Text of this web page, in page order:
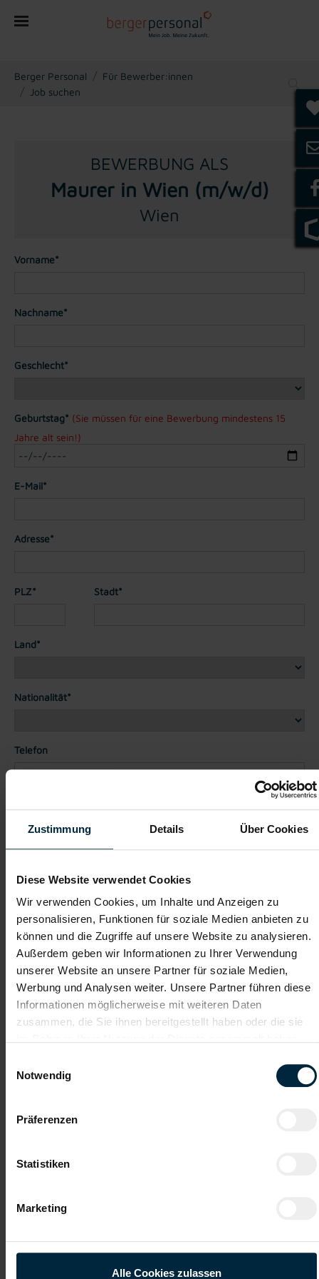
Zustimmung Details Über Cookies
Diese Website verwendet Cookies
Wir verwenden Cookies, um Inhalte und Anzeigen zu
personalisieren, Funktionen für soziale Medien anbieten zu
können und die Zugriffe auf unsere Website zu analysieren.
Außerdem geben wir Informationen zu Ihrer Verwendung
unserer Website an unsere Partner für soziale Medien,
Werbung und Analysen weiter. Unsere Partner führen diese
Informationen möglicherweise mit weiteren Daten
zusammen, die Sie ihnen bereitgestellt haben oder die sie
Notwendig
Präferenzen
Statistiken
Marketing
Alle Cookies zulassen
You are here:
Berger Personal
Für Bewerber:innen
Job suchen
BEWERBUNG ALS
Maurer in Wien (m/w/d)
Wien
Vorname*
Nachname*
Geschlecht*
Geburtstag* (Sie müssen für eine Bewerbung mindestens 15
Jahre alt sein!)
E-Mail*
Adresse*
PLZ* Stadt*
Land*
Nationalität*
Telefon
Dateianhänge (max. 30MB gesamt - Bilder, Word oder PDF)
Lebenslauf
Bewerbungsschreiben
Empfehlungschreiben / Zeugnisse
Datei 4
Datei 5
Rahmen meiner Initiativbewerbung für die Dauer von drei